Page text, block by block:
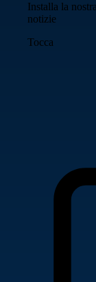
Installa la
notizie
Tocca